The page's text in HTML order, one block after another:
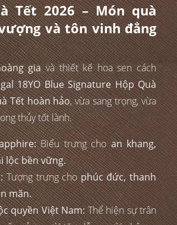
Tết 2026 – Món quà
và tôn vinh đẳng
giavà thiết kế hoa sen cách
18YO Blue Signature Hộp Quà
Tết hoàn hảo, vừa sang trọng, vừa
thủy tốt lành.
Biểu trưng choan khang,
lộc bền vững.
Tượng trưng chophúc đức, thanh
mãn.
quyền Việt Nam:Thể hiện sự trân